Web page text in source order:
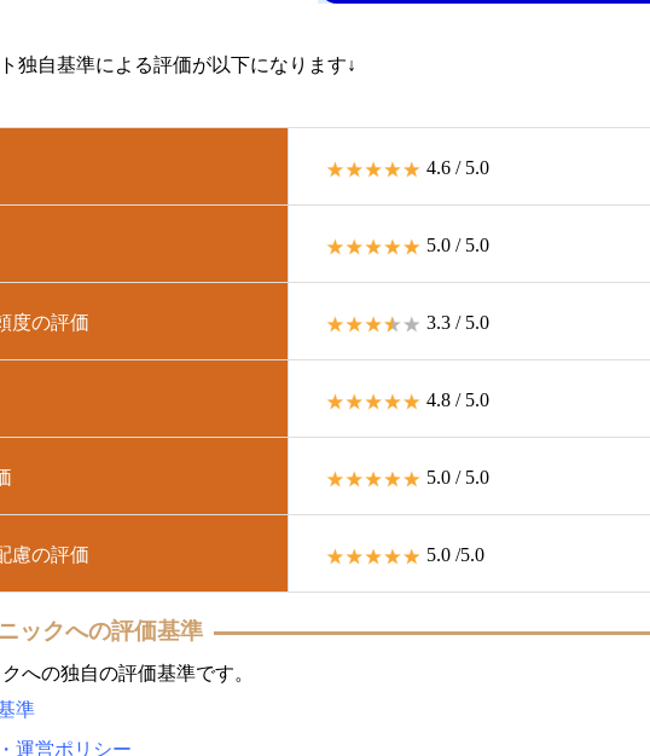
独自基準による評価が以下になります↓
4.6 / 5.0
5.0 / 5.0
度の評価 3.3 / 5.0
4.8 / 5.0
5.0 / 5.0
慮の評価 5.0 /5.0
ックへの評価基準
への独自の評価基準です。
準
運営ポリシー